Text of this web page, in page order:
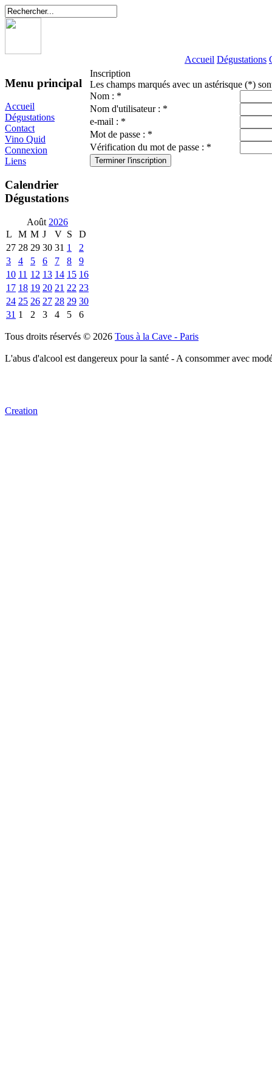
Accueil Dégustations
Menu principal
Accueil
Dégustations
Contact
Vino Quid
Connexion
Liens
Calendrier
Dégustations
Août 2026
L
M M J V S
D
27 28 29 30 31 1
2
3
4 5 6 7 8
9
10 11 12 13 14 15 16
17 18 19 20 21 22 23
24 25 26 27 28 29 30
31 1 2 3 4 5 6
Inscription
Les champs marqués avec un astérisque (*)
Nom : *
Nom d'utilisateur : *
e-mail : *
Mot de passe : *
Vérification du mot de passe : *
Tous droits réservés © 2026 Tous à la Cave - Paris
L'abus d'alcool est dangereux pour la santé - A consommer avec
Creation